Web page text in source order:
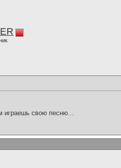
играешь свою песню...